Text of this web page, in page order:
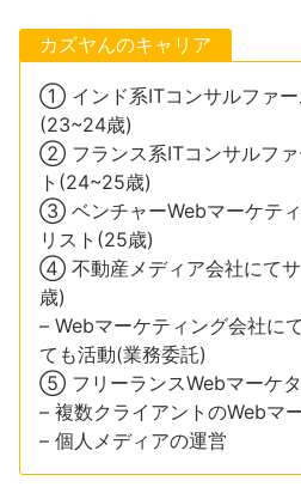
カズヤんのキャリア
① インド系ITコンサルファー
(23~24歳)
② フランス系ITコンサルファ
ト(24~25歳)
③ ベンチャーWebマーケテ
リスト(25歳)
④ 不動産メディア会社にて
歳)
– Webマーケティング会社に
ても活動(業務委託)
⑤ フリーランスWebマーケ
– 複数クライアントのWebマ
– 個人メディアの運営